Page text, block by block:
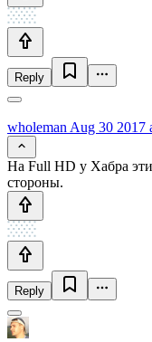
Reply
wholeman Aug 30 2017
На Full HD у Хабра
стороны.
Reply